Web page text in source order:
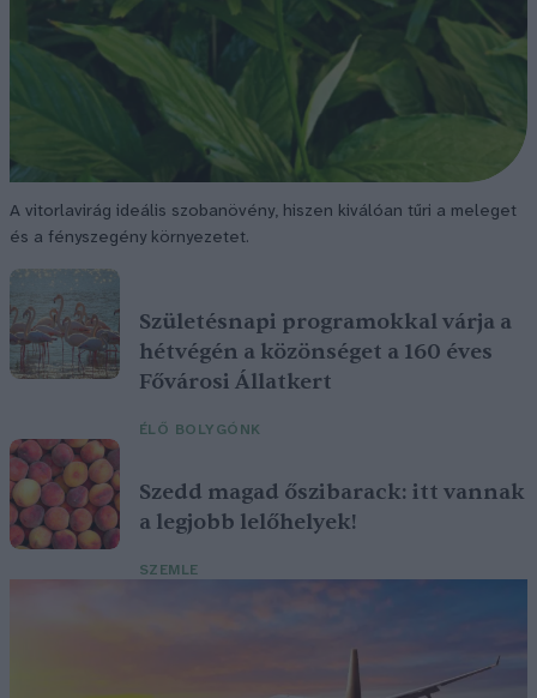
A vitorlavirág ideális szobanövény, hiszen kiválóan tűri a meleget
és a fényszegény környezetet.
Születésnapi programokkal várja a
hétvégén a közönséget a 160 éves
Fővárosi Állatkert
ÉLŐ BOLYGÓNK
Szedd magad őszibarack: itt vannak
a legjobb lelőhelyek!
SZEMLE